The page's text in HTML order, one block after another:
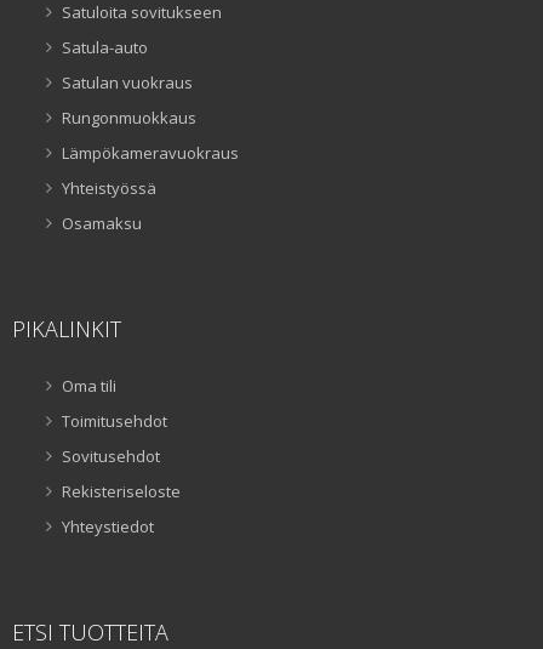
Satuloita sovitukseen
Satula-auto
Satulan vuokraus
Rungonmuokkaus
Lämpökameravuokraus
Yhteistyössä
Osamaksu
PIKALINKIT
Oma tili
Toimitusehdot
Sovitusehdot
Rekisteriseloste
Yhteystiedot
ETSI TUOTTEITA